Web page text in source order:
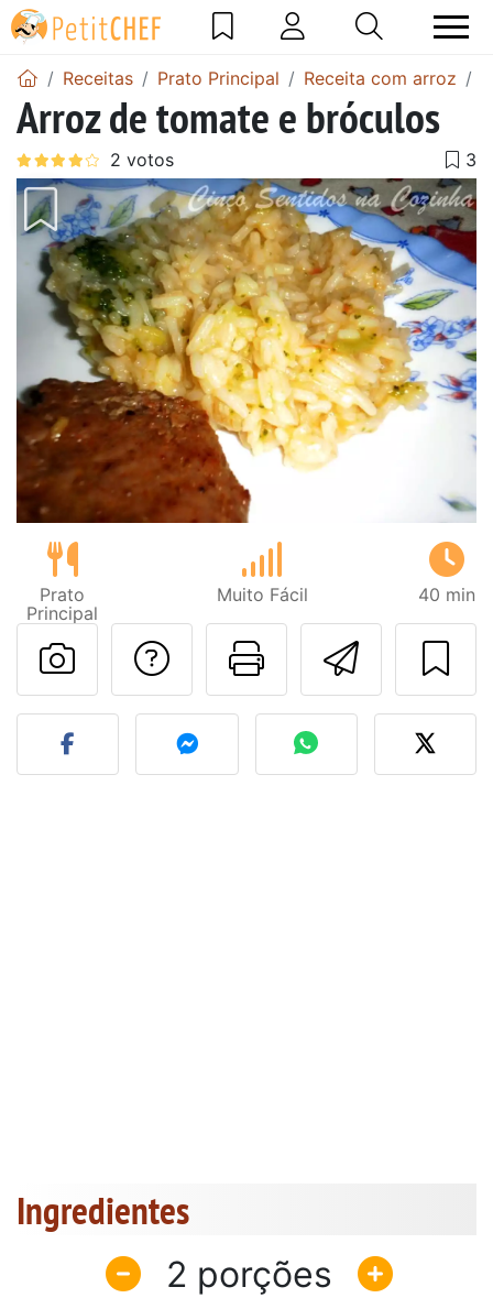
Receitas Prato Principal Receita com arroz
Arroz de tomate e bróculos
Prato
Principal
Muito Fácil 40 min
Imprima
Falar com o autor
Fez esta receita?
Ingredientes
2